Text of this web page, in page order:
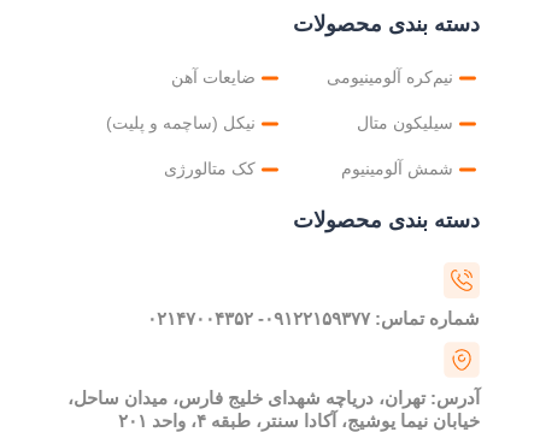
دسته بندی محصولات
نیم‌کره آلومینیومی
سیلیکون متال
شمش آلومینیوم
ضایعات آهن
نیکل (ساچمه و پلیت)
کک متالورژی
دسته بندی محصولات
شماره تماس: ۰۹۱۲۲۱۵۹۳۷۷- ۰۲۱۴۷۰۰۴۳۵۲
آدرس: تهران، دریاچه شهدای خلیج فارس، میدان ساحل،
خیابان نیما یوشیج، آکادا سنتر، طبقه ۴، واحد ۲۰۱